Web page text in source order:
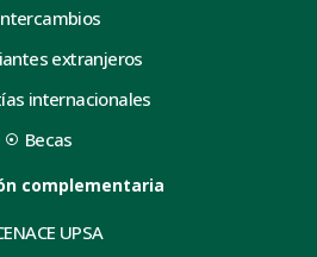
extranjeros
internacionales
Becas
complementaria
UPSA